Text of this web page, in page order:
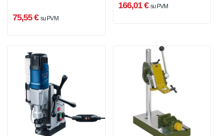
75,55 € su PVM
166,01 € su PVM